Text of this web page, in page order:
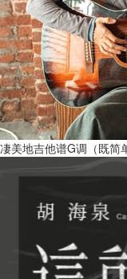
凄美地吉他谱G调（既简